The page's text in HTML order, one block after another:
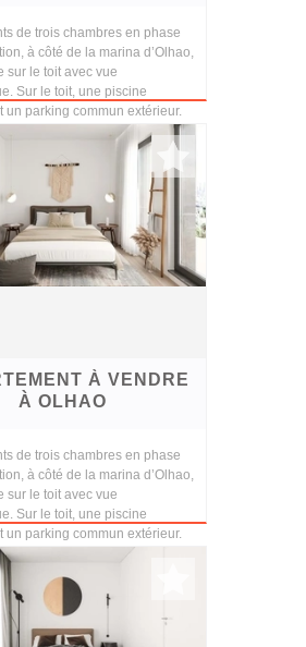
de trois chambres en phase
à côté de la marina d’Olhao,
sur le toit avec vue
Sur le toit, une piscine
un parking commun extérieur.
À VENDRE
À OLHAO
de trois chambres en phase
à côté de la marina d’Olhao,
sur le toit avec vue
Sur le toit, une piscine
un parking commun extérieur.